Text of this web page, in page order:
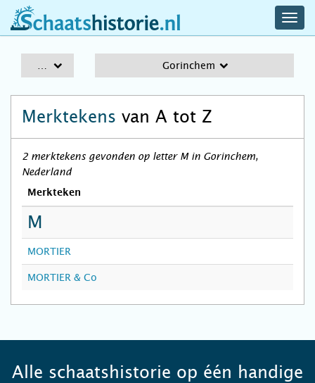
schaatshistorie.nl
Gorinchem
Merktekens van A tot Z
2 merktekens gevonden op letter M in Gorinchem,
Nederland
Merkteken
M
MORTIER
MORTIER & Co
Alle schaatshistorie op één handige